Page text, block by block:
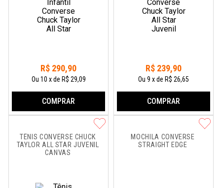
R$ 290,90
Ou 10 xde R$ 29,09
COMPRAR
R$ 239,90
Ou9 xde R$ 26,65
COMPRAR
TÊNIS CONVERSE CHUCK
TAYLOR ALL STAR JUVENIL
CANVAS
MOCHILA CONVERSE
STRAIGHT EDGE